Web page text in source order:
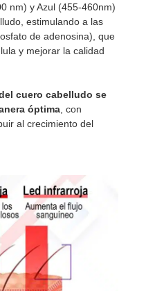
nm) y Azul (455-460nm)
estimulando a las
de adenosina), que
y mejorar la calidad
cuero cabelludo se
óptima , con
al crecimiento del